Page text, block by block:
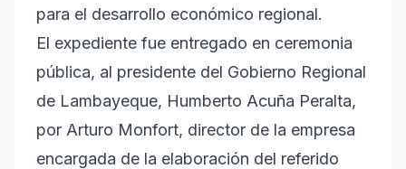
para el desarrollo económico regional.
El expediente fue entregado en ceremonia
pública, al presidente del Gobierno Regional
de Lambayeque, Humberto Acuña Peralta,
por Arturo Monfort, director de la empresa
encargada de la elaboración del referido